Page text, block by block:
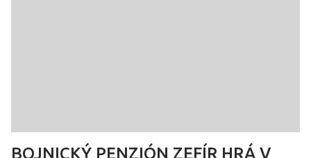
BOJNICKÝ PENZIÓN ZEFÍR HRÁ V